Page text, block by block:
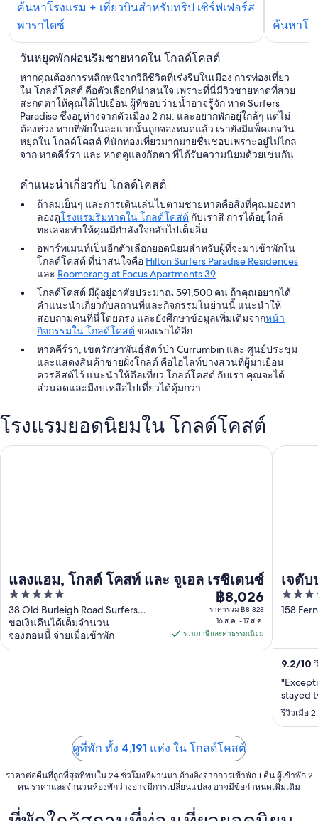
ค้นหาโรงแรม + เที่ยวบินสำหรับทริป เซิร์ฟเฟอร์ส
พาราไดซ์
โรงแรม
ใน
เซิร์ฟ
เฟอร์
ส
พาราไดซ์
ค้นหาโร
วันหยุดพักผ่อนริมชายหาดใน โกลด์โคสต์
หากคุณต้องการหลีกหนีจากวิถีชีวิตที่เร่งรีบในเมือง การท่องเที่ยว
ใน โกลด์โคสต์ คือตัวเลือกที่น่าสนใจ เพราะที่นี่มีวิวชายหาดที่สวย
สะกดตาให้คุณได้ไปเยือน ผู้ที่ชอบว่ายน้ำอาจรู้จัก หาด Surfers
Paradise ซึ่งอยู่ห่างจากตัวเมือง 2 กม. และอยากพักอยู่ใกล้ๆ แต่ไม่
ต้องห่วง หากที่พักในละแวกนั้นถูกจองหมดแล้ว เรายังมีแพ็คเกจวัน
หยุดใน โกลด์โคสต์ ที่นักท่องเที่ยวมากมายชื่นชอบเพราะอยู่ไม่ไกล
จาก หาดคีร์รา และ หาดคูแลงกัตตา ที่ได้รับความนิยมด้วยเช่นกัน
คำแนะนำเกี่ยวกับ โกลด์โคสต์
ถ้าลมเย็นๆ และการเดินเล่นไปตามชายหาดคือสิ่งที่คุณมองหา
ลองดูโรงแรมริมหาดใน โกลด์โคสต์ กับเราสิ การได้อยู่ใกล้
ทะเลจะทำให้คุณมีกำลังใจกลับไปเต็มอิ่ม
อพาร์ทเมนท์เป็นอีกตัวเลือกยอดนิยมสำหรับผู้ที่จะมาเข้าพักใน
โกลด์โคสต์ ที่น่าสนใจคือ Hilton Surfers Paradise Residences
และ Roomerang at Focus Apartments 39
โกลด์โคสต์ มีผู้อยู่อาศัยประมาณ 591,500 คน ถ้าคุณอยากได้
คำแนะนำเกี่ยวกับสถานที่และกิจกรรมในย่านนี้ แนะนำให้
สอบถามคนที่นี่โดยตรง และยังศึกษาข้อมูลเพิ่มเติมจากหน้า
กิจกรรมใน โกลด์โคสต์ ของเราได้อีก
หาดคีร์รา, เขตรักษาพันธุ์สัตว์ป่า Currumbin และ ศูนย์ประชุม
และแสดงสินค้าชายฝั่งโกลด์ คือไฮไลท์บางส่วนที่ผู้มาเยือน
ควรลิสต์ไว้ แนะนำให้ดีลเที่ยว โกลด์โคสต์ กับเรา คุณจะได้
ส่วนลดและมีงบเหลือไปเที่ยวได้คุ้มกว่า
โรงแรมยอดนิยมใน โกลด์โคสต์
แลงแฮม, โกลด์ โคสท์ และ จูเอล เรซิเดนซ์
5
out
of
5
38 Old Burleigh Road Surfers
Paradise QLD
ขอเงินคืนได้เต็มจำนวน
จองตอนนี้ จ่ายเมื่อเข้าพัก
ราคา
฿8,026
ต่อ
คืน
ถึง
17
ส.ค.
฿8,026
ราคารวม ฿8,828
16 ส.ค. - 17 ส.ค.
รวมภาษีและค่าธรรมเนียม
แลงแฮม, โกลด์ โคสท์ และ จูเอล เรซิเดนซ์
เจดั
แอน
5
out
158
9.2/10
stayed
รีวิวเมื่อ
เจดับบลิ
ดูที่พัก ทั้ง 4,191 แห่ง ใน โกลด์โคสต์
ราคาต่อคืนที่ถูกที่สุดที่พบใน 24 ชั่วโมงที่ผ่านมา อ้างอิงจากการเข้าพัก 1 คืน ผู้เข้าพัก 2
คน ราคาและจำนวนห้องพักว่างอาจมีการเปลี่ยนแปลง อาจมีข้อกำหนดเพิ่มเติม